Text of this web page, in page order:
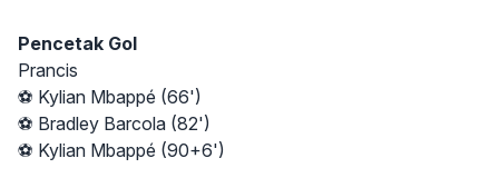
Pencetak Gol
Prancis
⚽ Kylian Mbappé (66')
⚽ Bradley Barcola (82')
⚽ Kylian Mbappé (90+6')